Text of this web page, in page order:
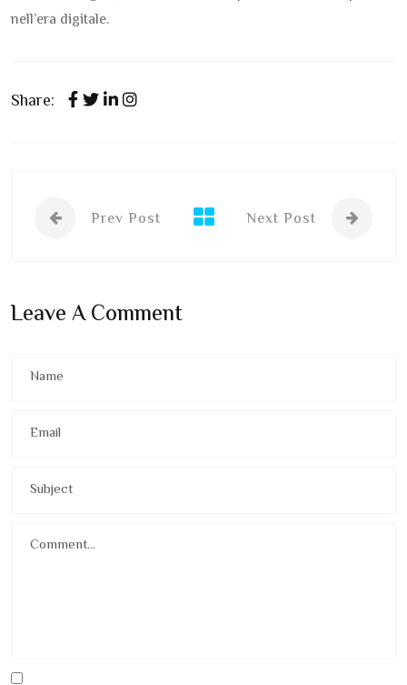
nell’era digitale.
Share:
Prev Post Next Post
Leave A Comment